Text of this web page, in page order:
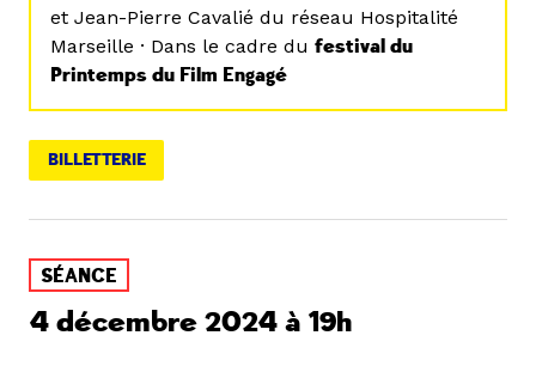
et Jean-Pierre Cavalié du réseau Hospitalité
Marseille · Dans le cadre du festival du
Printemps du Film Engagé
BILLETTERIE
SÉANCE
4 décembre 2024 à 19h